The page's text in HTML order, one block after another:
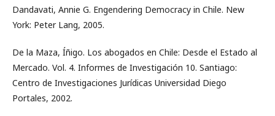
Dandavati, Annie G. Engendering Democracy in Chile. New
York: Peter Lang, 2005.
De la Maza, Íñigo. Los abogados en Chile: Desde el Estado al
Mercado. Vol. 4. Informes de Investigación 10. Santiago:
Centro de Investigaciones Jurídicas Universidad Diego
Portales, 2002.